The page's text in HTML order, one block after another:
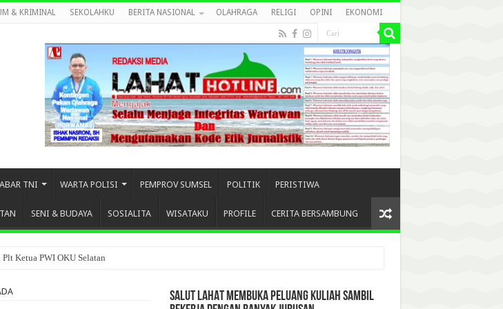
& KRIMINAL SEKOLAHKU BERITA NASIONAL OLAHRAGA RELIGI OPINI EKONOMI
TNI WARTA POLISI PEMPROV SUMSEL POLITIK PERISTIWA
SENI & BUDAYA SOSIALITA WISATAKU PROFILE CERITA BERSAMBUNG
Ketua PWI OKU Selatan
SALUT LAHAT MEMBUKA PELUANG KULIAH SAMBIL